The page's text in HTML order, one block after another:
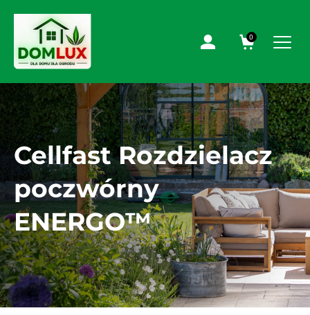
0
Cellfast Rozdzielacz
poczwórny
ENERGO™